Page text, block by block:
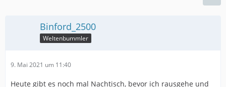
Binford_2500
Weltenbummler
9. Mai 2021 um 11:40
Heute gibt es noch mal Nachtisch, bevor ich rausgehe und